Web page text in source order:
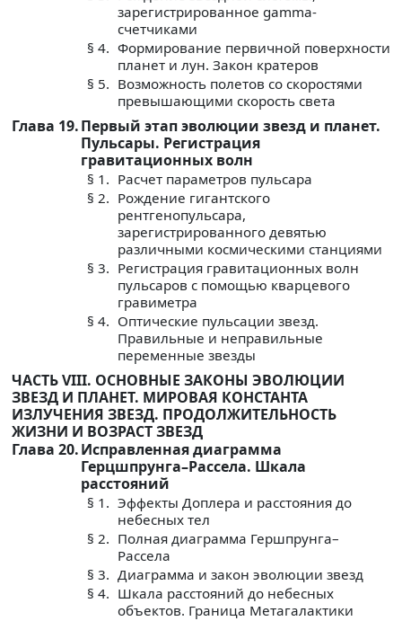
зарегистрированное gamma-
счетчиками
§ 4. Формирование первичной поверхности
планет и лун. Закон кратеров
§ 5. Возможность полетов со скоростями
превышающими скорость света
Глава 19.Первый этап эволюции звезд и планет.
Пульсары. Регистрация
гравитационных волн
§ 1. Расчет параметров пульсара
§ 2. Рождение гигантского
рентгенопульсара,
зарегистрированного девятью
различными космическими станциями
§ 3. Регистрация гравитационных волн
пульсаров с помощью кварцевого
гравиметра
§ 4. Оптические пульсации звезд.
Правильные и неправильные
переменные звезды
ЧАСТЬ VIII. ОСНОВНЫЕ ЗАКОНЫ ЭВОЛЮЦИИ
ЗВЕЗД И ПЛАНЕТ. МИРОВАЯ КОНСТАНТА
ИЗЛУЧЕНИЯ ЗВЕЗД. ПРОДОЛЖИТЕЛЬНОСТЬ
ЖИЗНИ И ВОЗРАСТ ЗВЕЗД
Глава 20.Исправленная диаграмма
Герцшпрунга–Рассела. Шкала
расстояний
§ 1. Эффекты Доплера и расстояния до
небесных тел
§ 2. Полная диаграмма Гершпрунга–
Рассела
§ 3. Диаграмма и закон эволюции звезд
§ 4. Шкала расстояний до небесных
объектов. Граница Метагалактики